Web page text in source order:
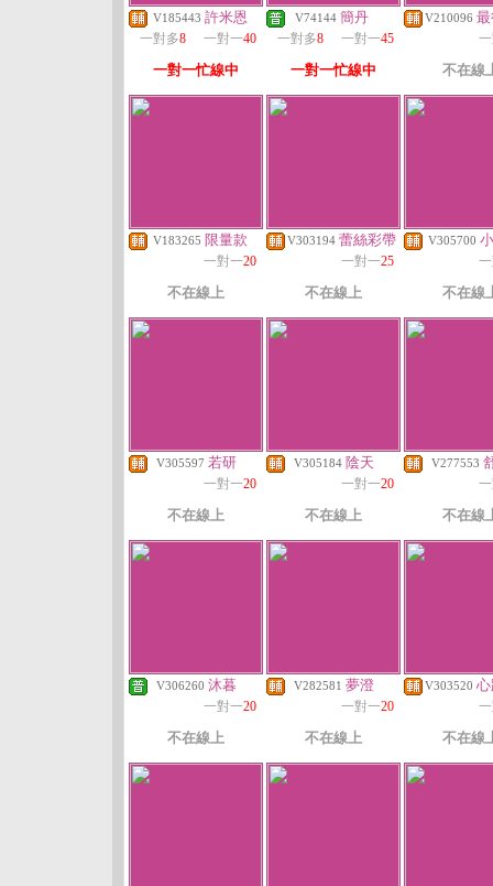
V185443 許米恩
一對多8 一對一40
一對一忙線中
V74144 簡丹
一對多8 一對一45
一對一忙線中
V210096
不在線
V183265 限量款
一對一20
不在線上
V303194 蕾絲彩帶
一對一25
不在線上
V305700
不在線
V305597 若研
一對一20
不在線上
V305184 陰天
一對一20
不在線上
V277553
不在線
V306260 沐暮
一對一20
不在線上
V282581 夢澄
一對一20
不在線上
V303520
不在線